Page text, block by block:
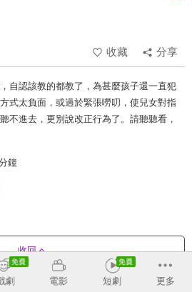
收藏
分享
自認該教的都教了，為甚麼孩子還一直犯
式太負面，或過於緊張嘮叨，使兒女對指
不進去，更別說改正行為了。請聽聽看，
鐘
收回
劇 電影 短劇 更多